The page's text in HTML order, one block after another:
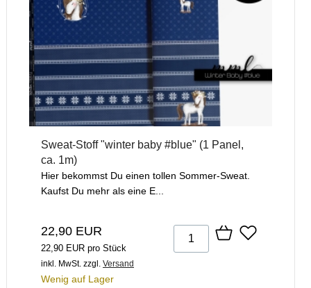
Sweat-Stoff "winter baby #blue" (1 Panel,
ca. 1m)
Hier bekommst Du einen tollen Sommer-Sweat.
Kaufst Du mehr als eine E...
22,90 EUR
22,90 EUR pro Stück
inkl. MwSt. zzgl. Versand
Wenig auf Lager